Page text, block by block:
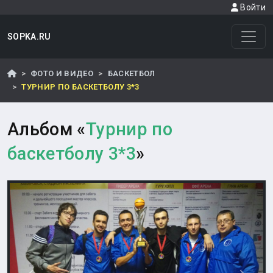
Войти
SOPKA.RU
ФОТО И ВИДЕО
БАСКЕТБОЛ
ТУРНИР ПО БАСКЕТБОЛУ 3*3
Альбом «Турнир по
баскетболу 3*3»